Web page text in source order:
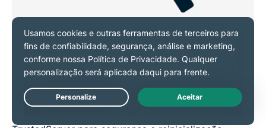
Arquitetura de proteção contínua
O Internet Kill Switch faz parte de um conjunto de
segurança mais amplo, projetado para garantir
Live Chat